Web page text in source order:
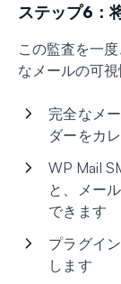
ステップ6：
この監査を一
なメールの可視
完全なメ
ダーをカ
WP Mail
と、メー
できます
プラグイ
します